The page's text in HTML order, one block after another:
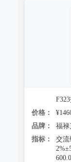
价格：
品牌：
福禄
指标：
交流